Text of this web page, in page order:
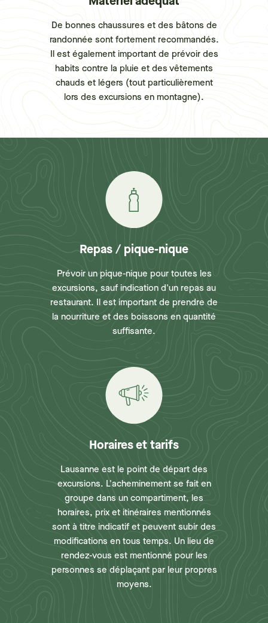
De bonnes chaussures et des bâtons de
randonnée sont fortement recommandés.
Il est également important de prévoir des
habits contre la pluie et des vêtements
chauds et légers (tout particulièrement
lors des excursions en montagne).
Repas / pique-nique
Prévoir un pique-nique pour toutes les
excursions, sauf indication d'un repas au
restaurant. Il est important de prendre de
la nourriture et des boissons en quantité
suffisante.
Horaires et tarifs
Lausanne est le point de départ des
excursions. L'acheminement se fait en
groupe dans un compartiment, les
horaires, prix et itinéraires mentionnés
sont à titre indicatif et peuvent subir des
modifications en tous temps. Un lieu de
rendez-vous est mentionné pour les
personnes se déplaçant par leur propres
moyens.